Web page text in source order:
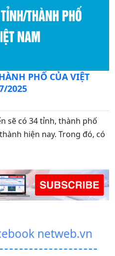
PHỐ CỦA VIỆT
2025
sẽ có 34 tỉnh, thành phố
hiện nay. Trong đó, có
netweb.vn